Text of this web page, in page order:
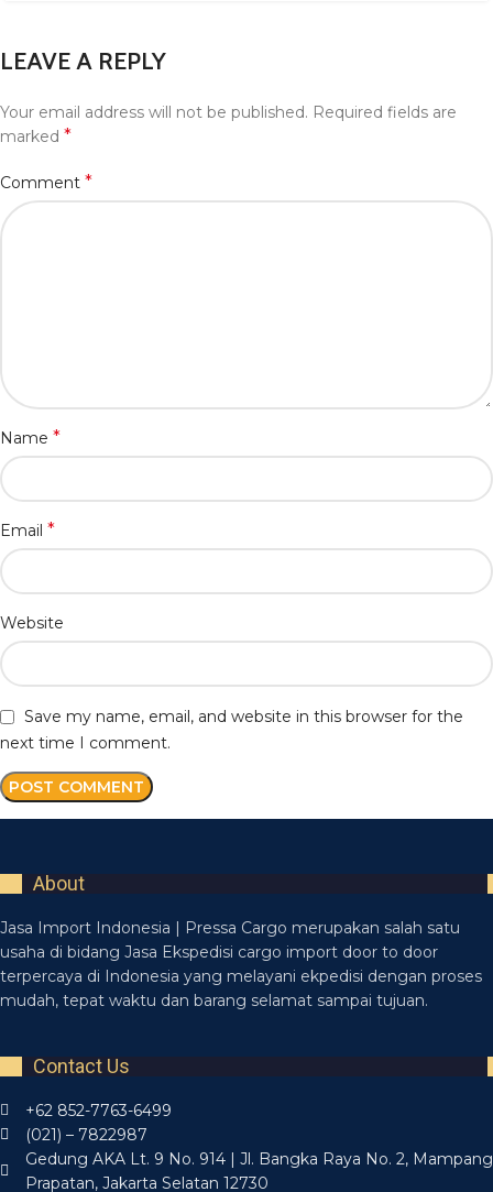
LEAVE A REPLY
Your email address will not be published. Required fields are
marked *
Comment *
Name *
Email *
Website
Save my name, email, and website in this browser for the
next time I comment.
About
Jasa Import Indonesia | Pressa Cargo merupakan salah satu
usaha di bidang Jasa Ekspedisi cargo import door to door
terpercaya di Indonesia yang melayani ekpedisi dengan proses
mudah, tepat waktu dan barang selamat sampai tujuan.
Contact Us
+62 852-7763-6499
(021) – 7822987
Gedung AKA Lt. 9 No. 914 | Jl. Bangka Raya No. 2, Mampang
Prapatan, Jakarta Selatan 12730